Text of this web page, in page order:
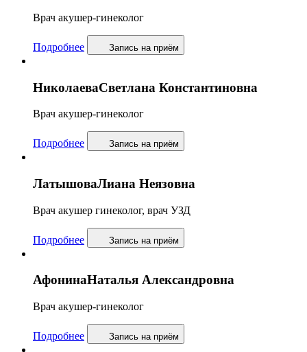
Врач акушер-гинеколог
Подробнее Запись на приём
НиколаеваСветлана Константиновна
Врач акушер-гинеколог
Подробнее Запись на приём
ЛатышоваЛиана Неязовна
Врач акушер гинеколог, врач УЗД
Подробнее Запись на приём
АфонинаНаталья Александровна
Врач акушер-гинеколог
Подробнее Запись на приём